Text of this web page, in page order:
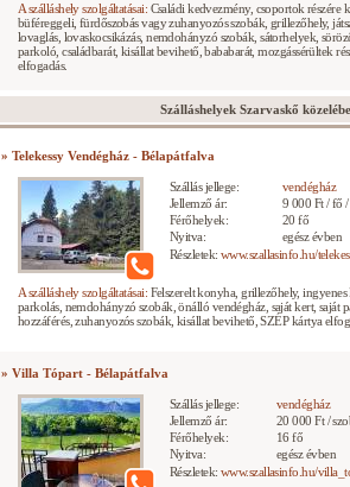
A szálláshely szolgáltatásai: Családi kedvezmény, csoportok részére
büféreggeli, fürdőszobás vagy zuhanyozós szobák, grillezőhely,
lovaglás, lovaskocsikázás, nemdohányzó szobák, sátorhelyek,
parkoló, családbarát, kisállat bevihető, bababarát, mozgássérültek
elfogadás.
Szálláshelyek Szarvaskő
» Telekessy Vendégház - Bélapátfalva
Szállás jellege: vendégház
Jellemző ár:
9 000 Ft / fő /
Férőhelyek:
20 fő
Nyitva:
egész évben
Részletek: www.szallasinfo.hu/
A szálláshely szolgáltatásai: Felszerelt konyha, grillezőhely,
parkolás, nemdohányzó szobák, önálló vendégház, saját kert, saját
hozzáférés, zuhanyozós szobák, kisállat bevihető, SZÉP kártya
» Villa Tópart - Bélapátfalva
Szállás jellege: vendégház
Jellemző ár:
20 000 Ft /
Férőhelyek:
16 fő
Nyitva:
egész évben
Részletek: www.szallasinfo.hu/